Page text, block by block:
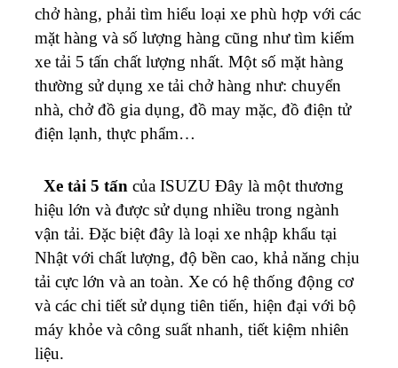
chở hàng, phải tìm hiểu loại xe phù hợp với các
mặt hàng và số lượng hàng cũng như tìm kiếm
xe tải 5 tấn chất lượng nhất. Một số mặt hàng
thường sử dụng xe tải chở hàng như: chuyển
nhà, chở đồ gia dụng, đồ may mặc, đồ điện tử
điện lạnh, thực phẩm…
Xe tải 5 tấn của ISUZU Đây là một thương
hiệu lớn và được sử dụng nhiều trong ngành
vận tải. Đặc biệt đây là loại xe nhập khẩu tại
Nhật với chất lượng, độ bền cao, khả năng chịu
tải cực lớn và an toàn. Xe có hệ thống động cơ
và các chi tiết sử dụng tiên tiến, hiện đại với bộ
máy khỏe và công suất nhanh, tiết kiệm nhiên
liệu.